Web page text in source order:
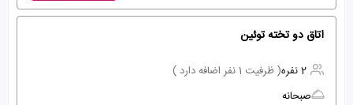
اتاق دو تخته توئین
2 نفره
( ظرفیت 1 نفر اضافه دارد )
صبحانه